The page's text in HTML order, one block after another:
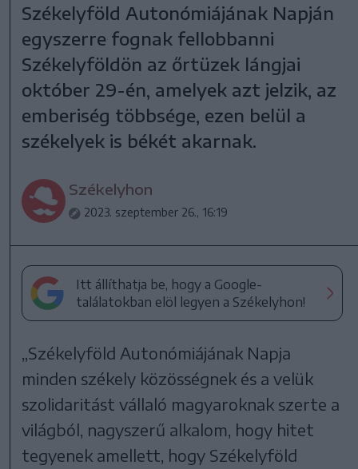
Székelyföld Autonómiájának Napján
egyszerre fognak fellobbanni
Székelyföldön az őrtüzek lángjai
október 29-én, amelyek azt jelzik, az
emberiség többsége, ezen belül a
székelyek is békét akarnak.
Székelyhon
2023. szeptember 26., 16:19
Itt állíthatja be, hogy a Google-
találatokban elöl legyen a Székelyhon!
„Székelyföld Autonómiájának Napja
minden székely közösségnek és a velük
szolidaritást vállaló magyaroknak szerte a
világból, nagyszerű alkalom, hogy hitet
tegyenek amellett, hogy Székelyföld